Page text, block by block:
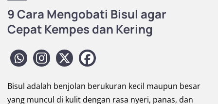
9 Cara Mengobati Bisul agar
Cepat Kempes dan Kering
Bisul adalah benjolan berukuran kecil maupun besar
yang muncul di kulit dengan rasa nyeri, panas, dan